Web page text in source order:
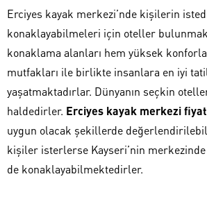
Erciyes kayak merkezi’nde kişilerin
konaklayabilmeleri için oteller
konaklama alanları hem yüksek
mutfakları ile birlikte insanlara en iyi
yaşatmaktadırlar. Dünyanın seçkin
haldedirler. Erciyes kayak merkezi
uygun olacak şekillerde
kişiler isterlerse Kayseri’nin
de konaklayabilmektedirler.